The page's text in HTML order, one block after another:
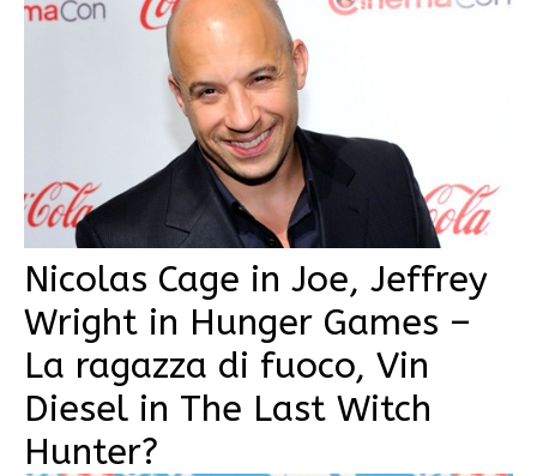
Nicolas Cage in Joe, Jeffrey
Wright in Hunger Games –
La ragazza di fuoco, Vin
Diesel in The Last Witch
Hunter?